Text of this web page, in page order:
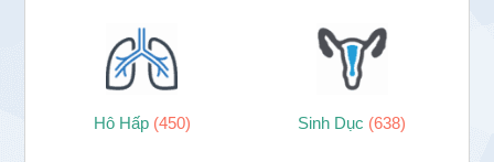
Hô Hấp (450) Sinh Dục (638)